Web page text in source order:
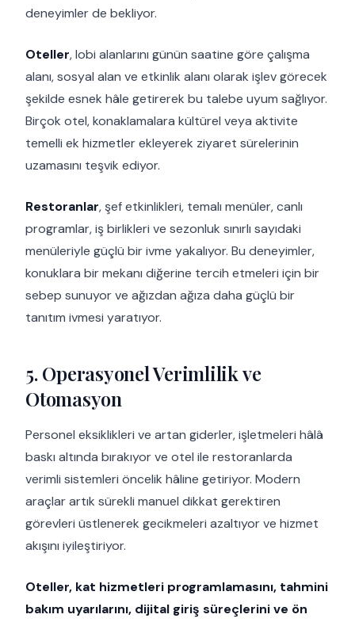
deneyimler de bekliyor.
Oteller, lobi alanlarını günün saatine göre çalışma
alanı, sosyal alan ve etkinlik alanı olarak işlev görecek
şekilde esnek hâle getirerek bu talebe uyum sağlıyor.
Birçok otel, konaklamalara kültürel veya aktivite
temelli ek hizmetler ekleyerek ziyaret sürelerinin
uzamasını teşvik ediyor.
Restoranlar, şef etkinlikleri, temalı menüler, canlı
programlar, iş birlikleri ve sezonluk sınırlı sayıdaki
menüleriyle güçlü bir ivme yakalıyor. Bu deneyimler,
konuklara bir mekanı diğerine tercih etmeleri için bir
sebep sunuyor ve ağızdan ağıza daha güçlü bir
tanıtım ivmesi yaratıyor.
5. Operasyonel Verimlilik ve
Otomasyon
Personel eksiklikleri ve artan giderler, işletmeleri hâlâ
baskı altında bırakıyor ve otel ile restoranlarda
verimli sistemleri öncelik hâline getiriyor. Modern
araçlar artık sürekli manuel dikkat gerektiren
görevleri üstlenerek gecikmeleri azaltıyor ve hizmet
akışını iyileştiriyor.
Oteller, kat hizmetleri programlamasını, tahmini
bakım uyarılarını, dijital giriş süreçlerini ve ön